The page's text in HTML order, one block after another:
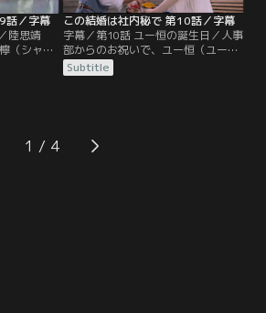
話／字幕
陸思靖
（シャオ
を目の当
ン）は、
なんて気
た。その
この結婚は社内秘で 第10話／字幕
字幕／第10話 ユー恒の誕生日／人事
部からのお祝いで、ユー恒（ユーホ
ン）の誕生日を知った篠檸（シャオ
ニン）は妻失格だと驚く。ユー恒の
剛（ジャオ・ファンガン）の声掛け
に賛同した開発1部の仲間たちが、
Subtitle
1